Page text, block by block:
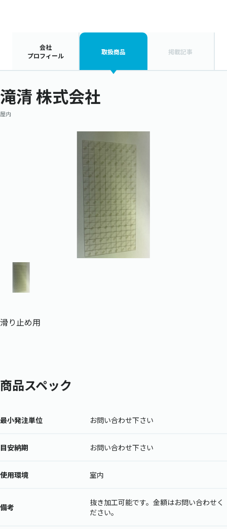
会社
プロフィール
取扱商品 掲載記事
滝清 株式会社
屋内
滑り止め用
商品スペック
最小発注単位 お問い合わせ下さい
目安納期 お問い合わせ下さい
使用環境 室内
備考
抜き加工可能です。金額はお問い合わせく
ださい。